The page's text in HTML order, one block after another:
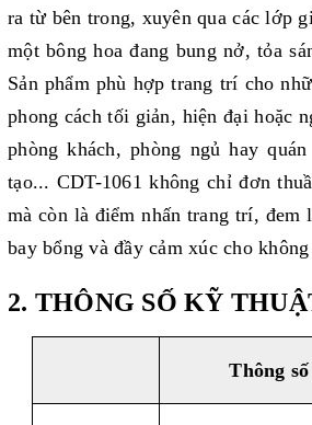
ra từ bên trong, xuyên qua các lớp
một bông hoa đang bung nở, tỏa
Sản phẩm phù hợp trang trí cho
phong cách tối giản, hiện đại hoặc
phòng khách, phòng ngủ hay
tạo... CDT-1061 không chỉ đơn
mà còn là điểm nhấn trang trí, đem
bay bổng và đầy cảm xúc cho
2. THÔNG SỐ KỸ
Thông